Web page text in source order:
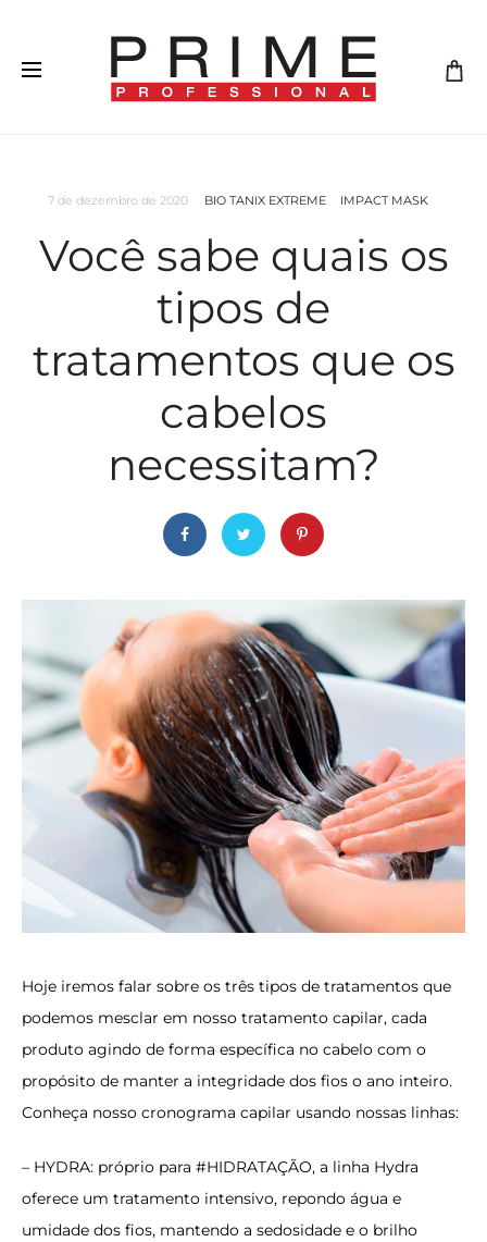
7 de dezembro de 2020 BIO TANIX EXTREME IMPACT MASK
Você sabe quais os
tipos de
tratamentos que os
cabelos
necessitam?
Hoje iremos falar sobre os três tipos de tratamentos que
podemos mesclar em nosso tratamento capilar, cada
produto agindo de forma específica no cabelo com o
propósito de manter a integridade dos fios o ano inteiro.
Conheça nosso cronograma capilar usando nossas linhas:
– HYDRA: próprio para #HIDRATAÇÃO, a linha Hydra
oferece um tratamento intensivo, repondo água e
umidade dos fios, mantendo a sedosidade e o brilho